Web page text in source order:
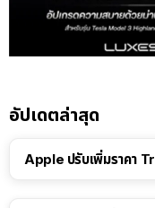
อัปเดตล่าสุด
Apple ปรับเพิ่มราคา